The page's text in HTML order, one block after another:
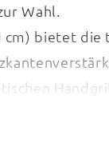
Wahl.
cm) bietet